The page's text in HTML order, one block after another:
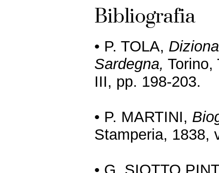
Bibliografia
• P. TOLA,
Sardegna, Torino,
III, pp. 198-203.
• P. MARTINI,
Stamperia, 1838,